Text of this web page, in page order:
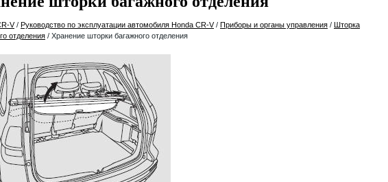
V/ Руководство по эксплуатации автомобиля Honda CR-V/ Приборы и органы управления / Шторка
отделения / Хранение шторки багажного отделения